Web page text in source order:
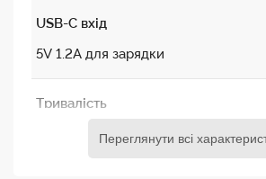
USB-C вхід
5V 1.2A для зарядки
Тривалість
Переглянути всі